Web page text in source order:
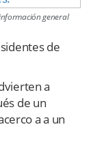
general
de
a
de un
a a un